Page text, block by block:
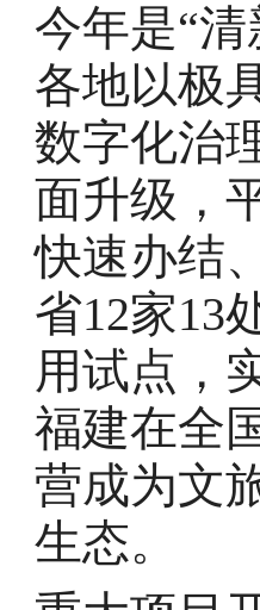
今年是“
各地以极
数字化治
面升级，
快速办结
省12家13
用试点，
福建在全
营成为文
生态。